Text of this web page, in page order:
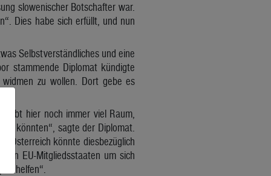
slowenischer Botschafter war.
Dies habe sich erfüllt, und nun
Selbstverständliches und eine
stammende Diplomat kündigte
zu wollen. Dort gebe es
gibt hier noch immer viel Raum,
könnten“, sagte der Diplomat.
Österreich könnte diesbezüglich
EU-Mitgliedsstaaten um sich
helfen“.